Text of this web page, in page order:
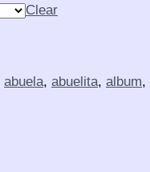
Clear
abuela, abuelita, album,